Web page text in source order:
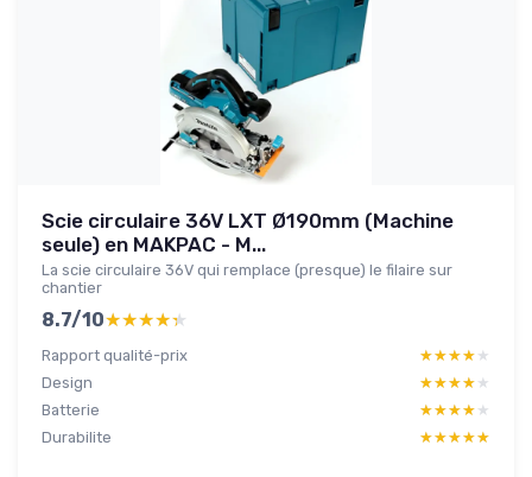
Scie circulaire 36V LXT Ø190mm (Machine
seule) en MAKPAC - M...
La scie circulaire 36V qui remplace (presque) le filaire sur
chantier
8.7/10★★★★★
★★★★★
Rapport qualité-prix ★★★★★
★★★★★
Design
★★★★★
★★★★★
Batterie
★★★★★
★★★★★
Durabilite
★★★★★
★★★★★